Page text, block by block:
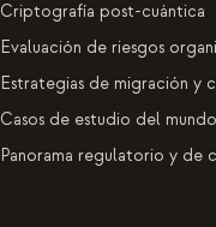
Criptografía post-cuántica
Evaluación de riesgos
Estrategias de migración y
Casos de estudio del
Panorama regulatorio y de